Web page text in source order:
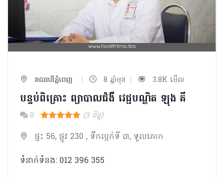
រាជធានីភ្នំពេញ | 8 ឆ្នាំមុន | 3.8K មើល
បន្ទប់ពិគ្រោះ ព្យាបាលជំងឺ វេជ្ជបណ្ឌិត ឡុង គី
0 (3 ពិន្ទុ)
ផ្ទះ 56, ផ្លូវ 230 , ទឹកល្អក់ទី ៣, ទួលគោក
ទំនាក់ទំនង: 012 396 355